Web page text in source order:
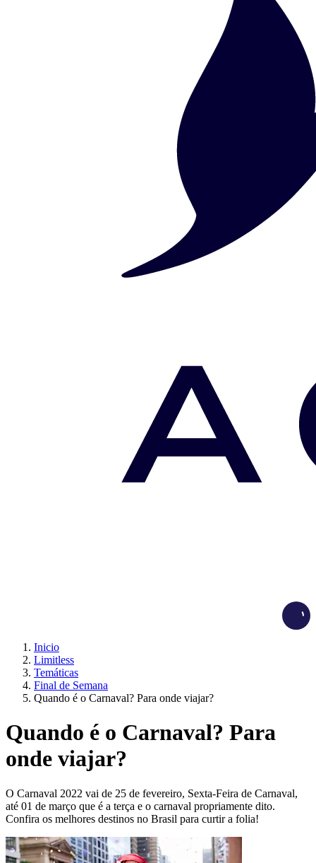
Inicio
Limitless
Temáticas
Final de Semana
Quando é o Carnaval? Para onde viajar?
Quando é o Carnaval? Para
onde viajar?
O Carnaval 2022 vai de 25 de fevereiro, Sexta-Feira de Carnaval,
até 01 de março que é a terça e o carnaval propriamente dito.
Confira os melhores destinos no Brasil para curtir a folia!